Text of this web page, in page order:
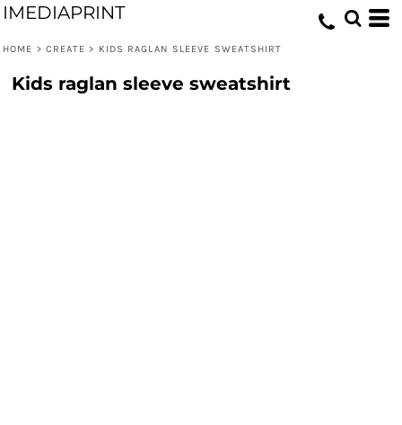
IMEDIAPRINT
HOME > CREATE > KIDS RAGLAN SLEEVE SWEATSHIRT
Kids raglan sleeve sweatshirt